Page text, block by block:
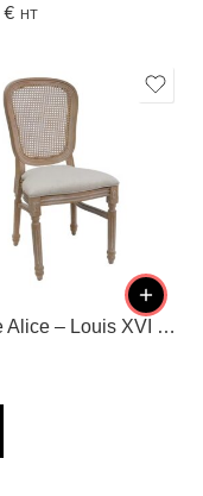
€ HT
Chaise Alice – Louis XVI – Dossier cannage